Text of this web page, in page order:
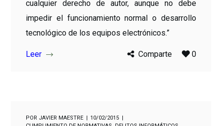
cualquier derecho de autor, aunque no debe
impedir el funcionamiento normal o desarrollo
tecnológico de los equipos electrónicos.”
Leer Comparte 0
POR JAVIER MAESTRE
10/02/2015